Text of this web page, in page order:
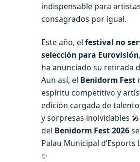
indispensable para
consagrados por igual.
Este año, el festival no
selección para Eurovisión
ha anunciado su retirada
Aun así, el Benidorm Fest
espíritu competitivo y
edición cargada de
y sorpresas inolvidables
del Benidorm Fest 2026
Palau Municipal d’Esports
✨